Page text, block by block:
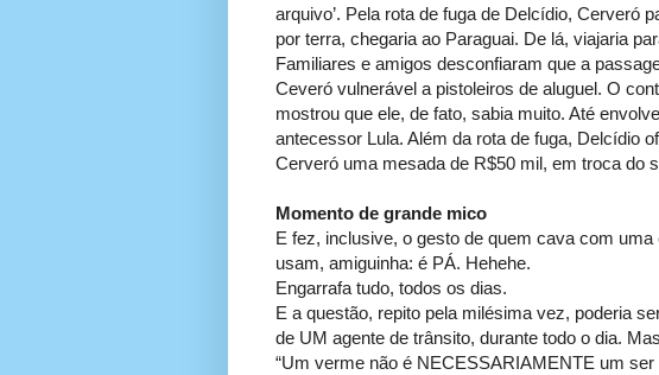
arquivo’. Pela rota de fuga de Delcídio, Cerveró
por terra, chegaria ao Paraguai. De lá, viajaria
Familiares e amigos desconfiaram que a
Ceveró vulnerável a pistoleiros de aluguel. O
mostrou que ele, de fato, sabia muito. Até
antecessor Lula. Além da rota de fuga, Delcídio
Cerveró uma mesada de R$50 mil, em troca do
Momento de grande mico
E fez, inclusive, o gesto de quem cava com
usam, amiguinha: é PÁ. Hehehe.
Engarrafa tudo, todos os dias.
E a questão, repito pela milésima vez, poderia
de UM agente de trânsito, durante todo o dia.
“Um verme não é NECESSARIAMENTE um